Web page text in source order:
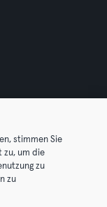
reserved.
stimmen Sie
zu, um die
zu
zu